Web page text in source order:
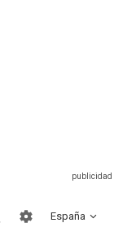
España